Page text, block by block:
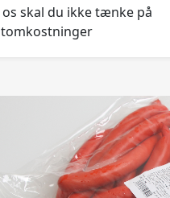
os skal du ikke tænke på